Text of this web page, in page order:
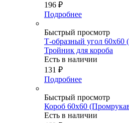
196 ₽
Подробнее
Быстрый просмотр
Т-образный угол 60х60
Тройник для короба
Есть в наличии
131 ₽
Подробнее
Быстрый просмотр
Короб 60х60
Есть в наличии